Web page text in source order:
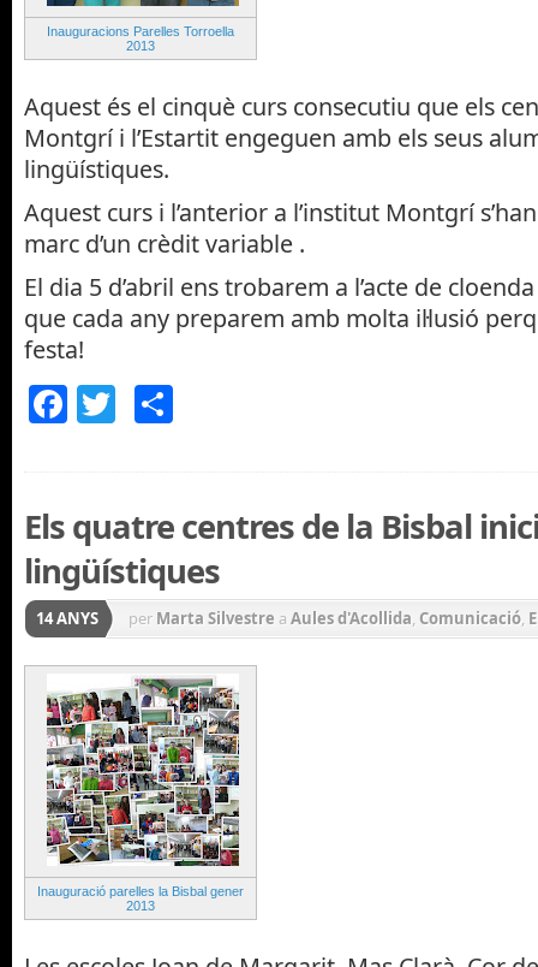
Inauguracions Parelles Torroella
2013
Aquest és el cinquè curs consecutiu que els
Montgrí i l’Estartit engeguen amb els seus
lingüístiques.
Aquest curs i l’anterior a l’institut Montgrí
marc d’un crèdit variable .
El dia 5 d’abril ens trobarem a l’acte de
que cada any preparem amb molta il·lusió
festa!
Facebook
Twitter
Els quatre centres de la Bisbal
lingüístiques
14 ANYS per Marta Silvestre a Aules d'Acollida Comunicació
Inauguració parelles la Bisbal gener
2013